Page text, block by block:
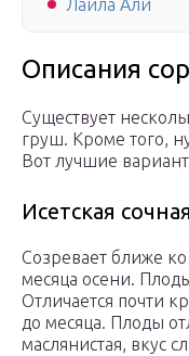
Лайла Али
Описания
Существует
груш. Кроме того,
Вот лучшие
Исетская сочная
Созревает ближе
месяца осени.
Отличается почти
до месяца. Плоды
маслянистая, вкус